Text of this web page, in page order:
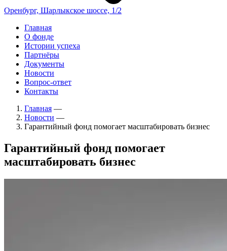
Оренбург, Шарлыкское шоссе, 1/2
Главная
О фонде
Истории успеха
Партнёры
Документы
Новости
Вопрос-ответ
Контакты
Главная —
Новости —
Гарантийный фонд помогает масштабировать бизнес
Гарантийный фонд помогает
масштабировать бизнес